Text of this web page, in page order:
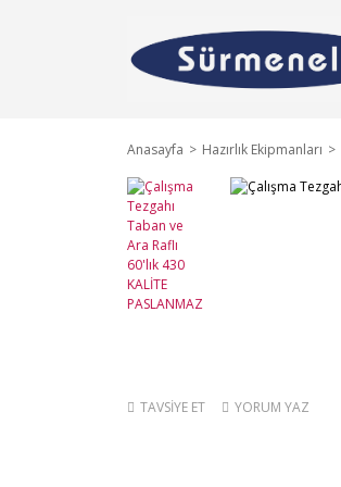
Anasayfa Hazırlık Ekipmanları
TAVSİYE ET YORUM YAZ